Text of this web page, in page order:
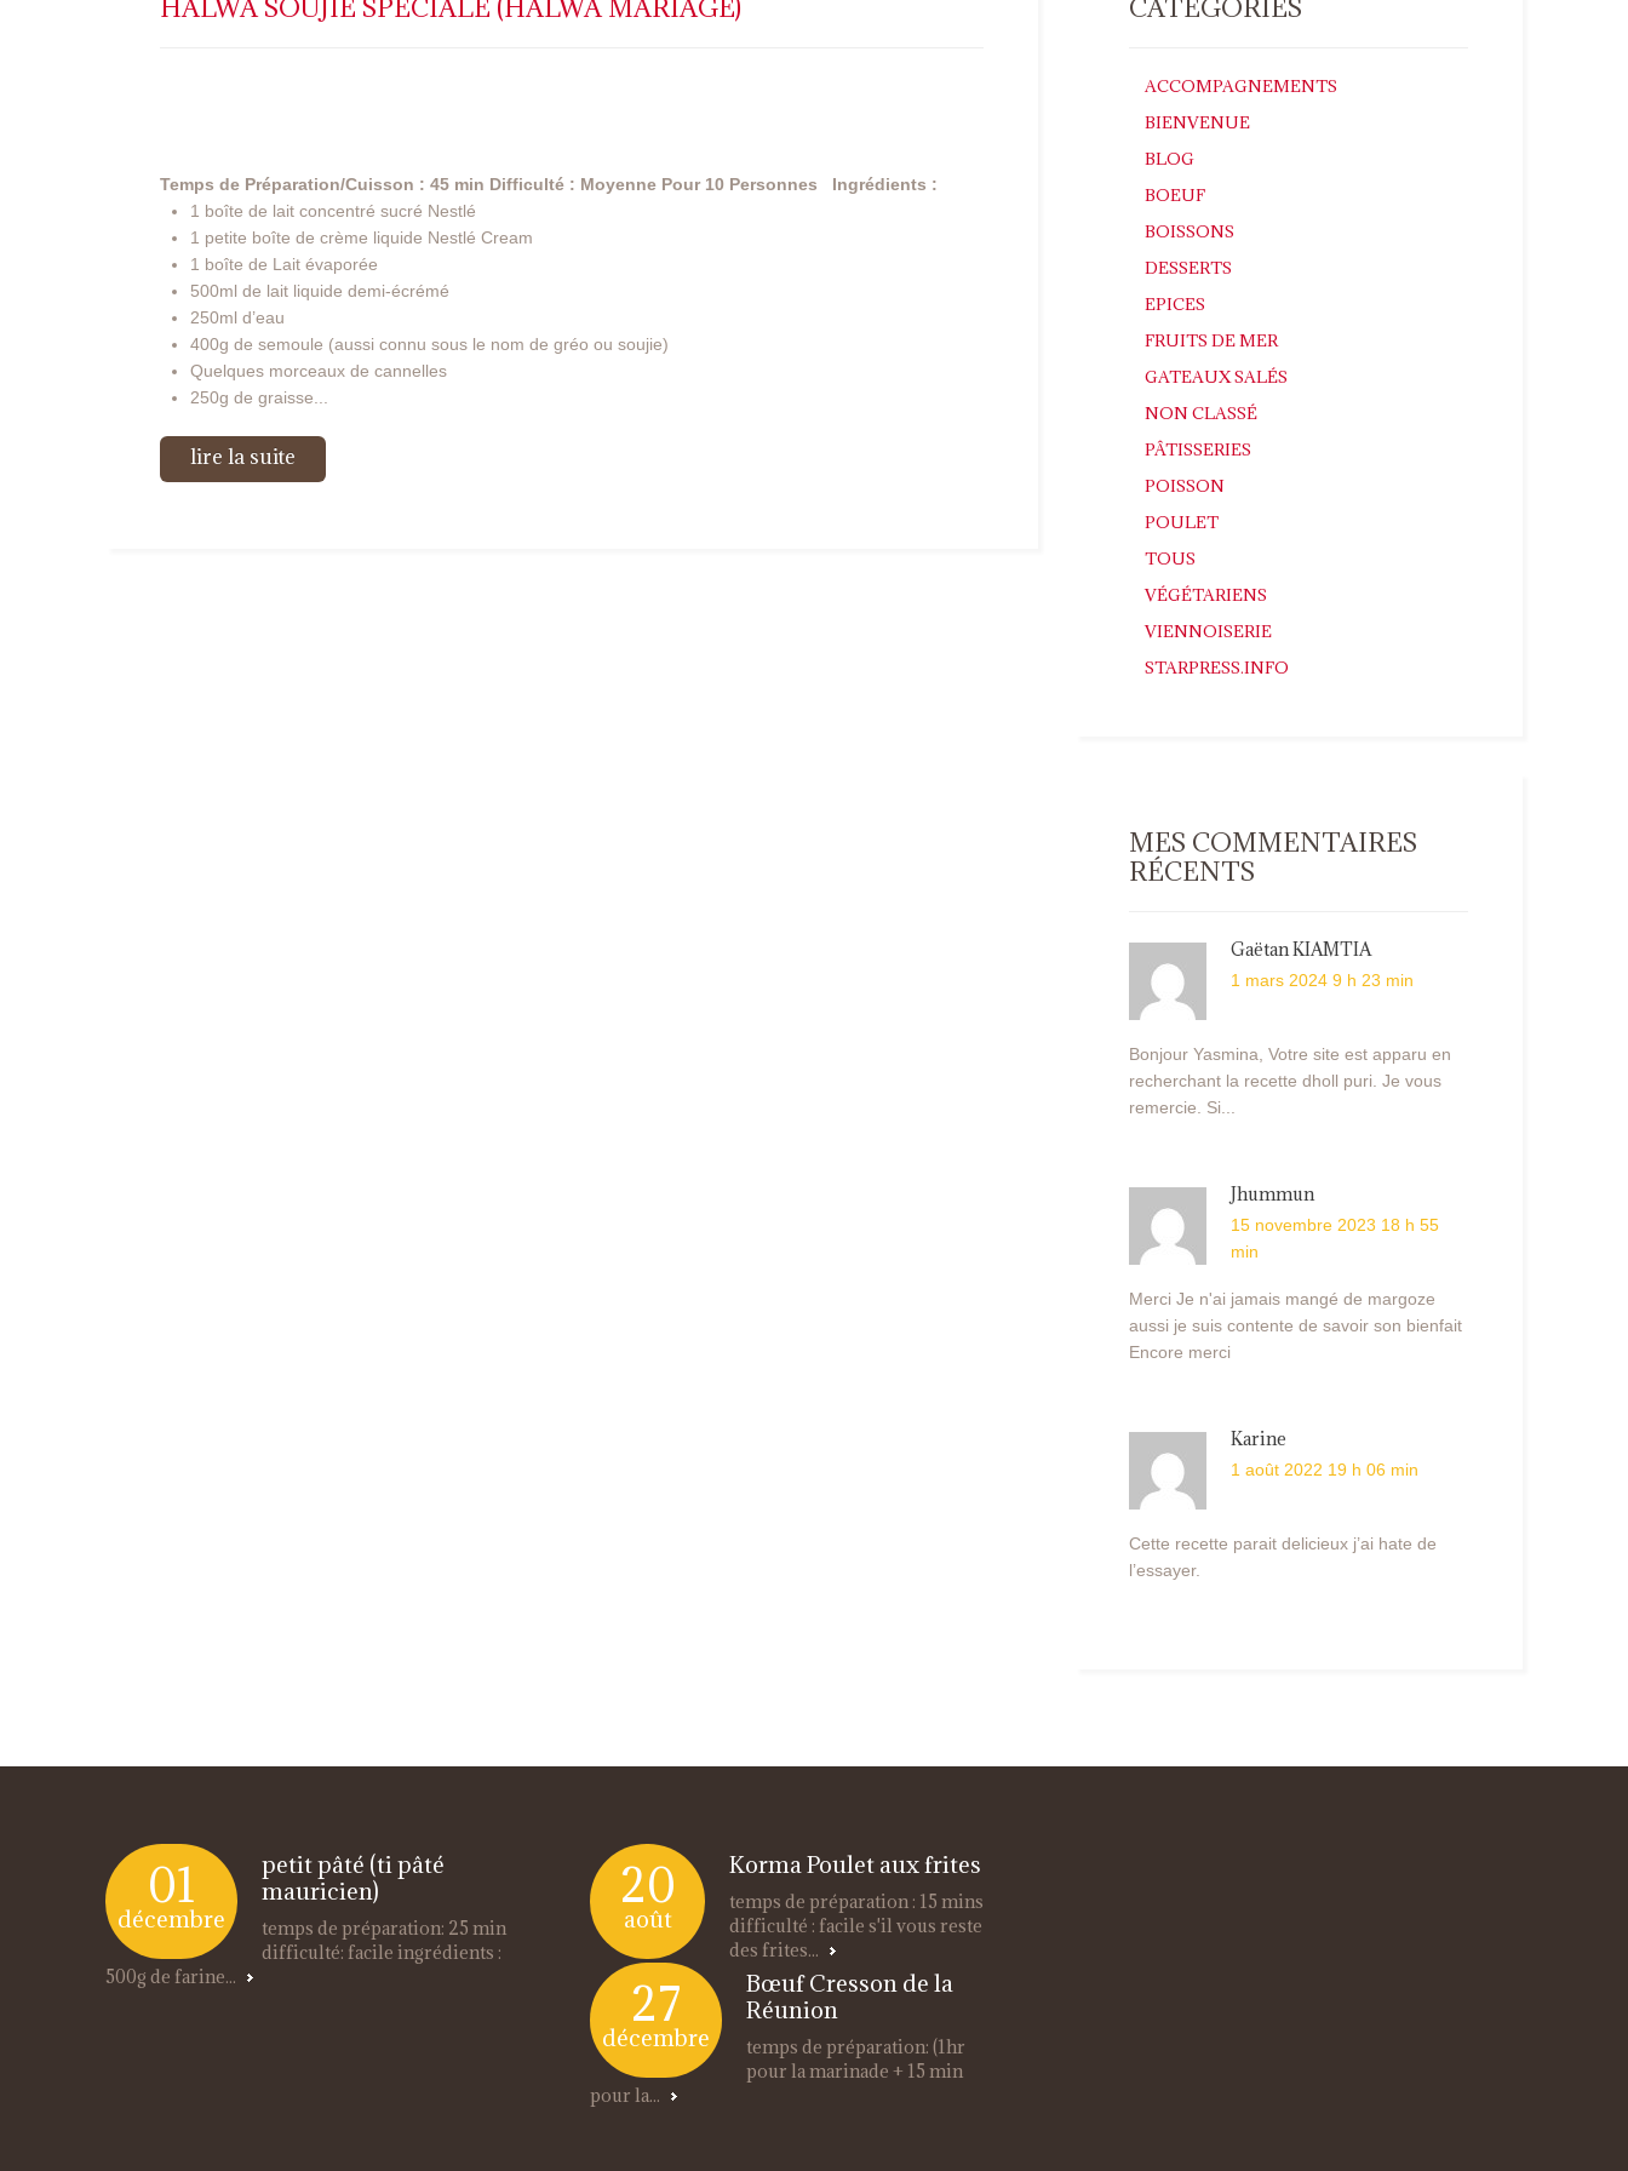
HALWA SOUJIE SPÉCIALE (HALWA MARIAGE)
Temps de Préparation/Cuisson : 45 min Difficulté : Moyenne Pour 10 Personnes
Ingrédients :
1 boîte de lait concentré sucré Nestlé
1 petite boîte de crème liquide Nestlé Cream
1 boîte de Lait évaporée
500ml de lait liquide demi-écrémé
250ml d’eau
400g de semoule (aussi connu sous le nom de gréo ou soujie)
Quelques morceaux de cannelles
250g de graisse...
lire la suite
CATÉGORIES
ACCOMPAGNEMENTS
BIENVENUE
BLOG
BOEUF
BOISSONS
DESSERTS
EPICES
FRUITS DE MER
GATEAUX SALÉS
NON CLASSÉ
PÂTISSERIES
POISSON
POULET
TOUS
VÉGÉTARIENS
VIENNOISERIE
STARPRESS.INFO
MES COMMENTAIRES
RÉCENTS
Gaëtan KIAMTIA
1 mars 2024 9 h 23 min
Bonjour Yasmina, Votre site est apparu en
recherchant la recette dholl puri. Je vous
remercie. Si...
Jhummun
15 novembre 2023 18 h 55
min
Merci Je n'ai jamais mangé de margoze
aussi je suis contente de savoir son bienfait
Encore merci
Karine
1 août 2022 19 h 06 min
Cette recette parait delicieux j’ai hate de
l’essayer.
01
décembre
petit pâté (ti pâté
mauricien)
temps de préparation: 25 min
difficulté: facile ingrédients :
500g de farine...
20
août
Korma Poulet aux frites
temps de préparation : 15 mins
difficulté : facile s'il vous reste
des frites...
27
décembre
Bœuf Cresson de la
Réunion
temps de préparation: (1hr
pour la marinade + 15 min
pour la...